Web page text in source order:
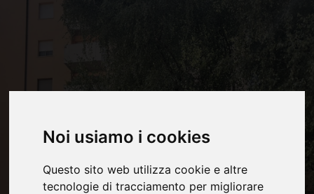
Noi usiamo i cookies
Questo sito web utilizza cookie e altre
tecnologie di tracciamento per migliorare
VENDUTO